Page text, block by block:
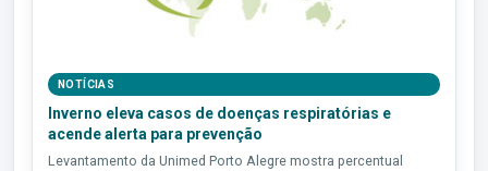
NOTÍCIAS
Inverno eleva casos de doenças respiratórias e
acende alerta para prevenção
Levantamento da Unimed Porto Alegre mostra percentual